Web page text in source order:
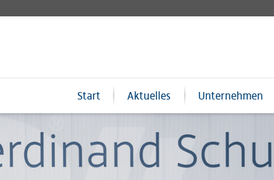
Start Aktuelles Unternehmen